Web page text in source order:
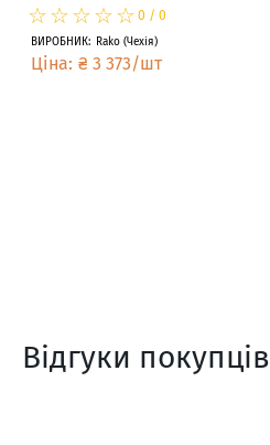
☆
★☆
★☆
★☆
★☆
★ 0 / 0
ВИРОБНИК: Rako (Чехія)
Ціна: ₴ 3 373/шт
Відгуки покупців